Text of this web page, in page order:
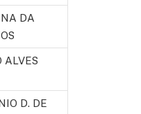
DA
ALVES
D. DE